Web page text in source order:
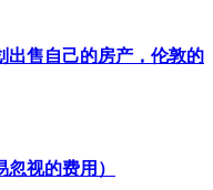
出售自己的房产，伦敦的
视的费用）